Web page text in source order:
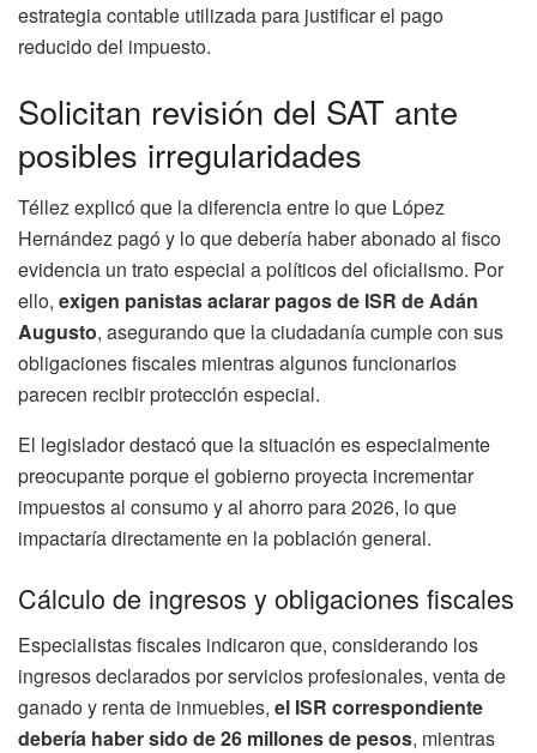
estrategia contable utilizada para justificar el pago
reducido del impuesto.
Solicitan revisión del SAT ante
posibles irregularidades
Téllez explicó que la diferencia entre lo que López
Hernández pagó y lo que debería haber abonado al fisco
evidencia un trato especial a políticos del oficialismo. Por
ello, exigen panistas aclarar pagos de ISR de Adán
Augusto, asegurando que la ciudadanía cumple con sus
obligaciones fiscales mientras algunos funcionarios
parecen recibir protección especial.
El legislador destacó que la situación es especialmente
preocupante porque el gobierno proyecta incrementar
impuestos al consumo y al ahorro para 2026, lo que
impactaría directamente en la población general.
Cálculo de ingresos y obligaciones fiscales
Especialistas fiscales indicaron que, considerando los
ingresos declarados por servicios profesionales, venta de
ganado y renta de inmuebles, el ISR correspondiente
debería haber sido de 26 millones de pesos, mientras